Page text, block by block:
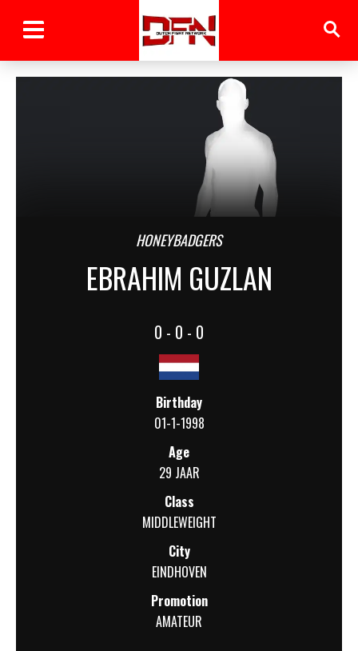
HONEYBADGERS
EBRAHIM GUZLAN
0 - 0 - 0
Birthday
01-1-1998
Age
29 JAAR
Class
MIDDLEWEIGHT
City
EINDHOVEN
Promotion
AMATEUR